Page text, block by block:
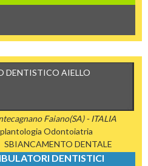
DENTISTICO AIELLO
Faiano(SA) - ITALIA
Odontoiatria
SBIANCAMENTO DENTALE
DENTISTICI